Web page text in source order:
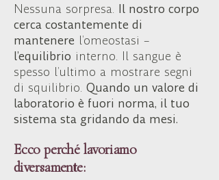
Nessuna sorpresa. Il nostro corpo
cerca costantemente di
mantenere l’omeostasi –
l’equilibrio interno. Il sangue è
spesso l’ultimo a mostrare segni
di squilibrio. Quando un valore di
laboratorio è fuori norma, il tuo
sistema sta gridando da mesi.
Ecco perché lavoriamo
diversamente: